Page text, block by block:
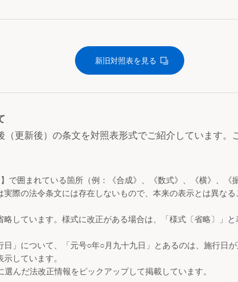
新旧対照表を見る
（更新後）の条文を対照表形式でご紹介しています。
で囲まれている箇所（例：《合成》、《数式》、《横》、《
際の法令条文には存在しないもので、本来の表示とは異なる
しています。様式に改正がある場合は、「様式〔省略〕」と
」について、「元号○年○月九十九日」とあるのは、施行日が
しています。
んだ法改正情報をピックアップして掲載しています。